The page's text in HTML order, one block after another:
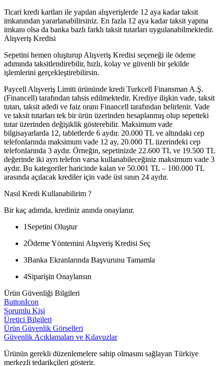
Ticari kredi kartları ile yapılan alışverişlerde 12 aya kadar taksit
imkanından yararlanabilirsiniz. En fazla 12 aya kadar taksit yapma
imkanı olsa da banka bazlı farklı taksit tutarları uygulanabilmektedir.
Alışveriş Kredisi
Sepetini hemen oluşturup Alışveriş Kredisi seçeneği ile ödeme
adımında taksitlendirebilir, hızlı, kolay ve güvenli bir şekilde
işlemlerini gerçekleştirebilirsin.
Paycell Alışveriş Limiti ürününde kredi Turkcell Finansman A.Ş.
(Financell) tarafından tahsis edilmektedir. Krediye ilişkin vade, taksit
tutarı, taksit adedi ve faiz oranı Financell tarafından belirlenir. Vade
ve taksit tutarları tek bir ürün üzerinden hesaplanmış olup sepetteki
tutar üzerinden değişiklik gösterebilir. Maksimum vade
bilgisayarlarda 12, tabletlerde 6 aydır. 20.000 TL ve altındaki cep
telefonlarında maksimum vade 12 ay, 20.000 TL üzerindeki cep
telefonlarında 3 aydır. Örneğin, sepetinizde 22.600 TL ve 19.500 TL
değerinde iki ayrı telefon varsa kullanabileceğiniz maksimum vade 3
aydır. Bu kategoriler haricinde kalan ve 50.001 TL – 100.000 TL
arasında açılacak krediler için vade üst sınırı 24 aydır.
Nasıl Kredi Kullanabilirim ?
Bir kaç adımda, krediniz anında onaylanır.
1 Sepetini Oluştur
2Ödeme Yöntemini Alışveriş Kredisi Seç
3Banka Ekranlarında Başvurunu Tamamla
4Siparişin Onaylansın
Ürün Güvenliği Bilgileri
ButtonIcon
Sorumlu Kişi
Üretici Bilgileri
Ürün Güvenlik Görselleri
Güvenlik Açıklamaları ve Kılavuzlar
Ürünün gerekli düzenlemelere sahip olmasını sağlayan Türkiye
merkezli tedarikçileri gösterir.